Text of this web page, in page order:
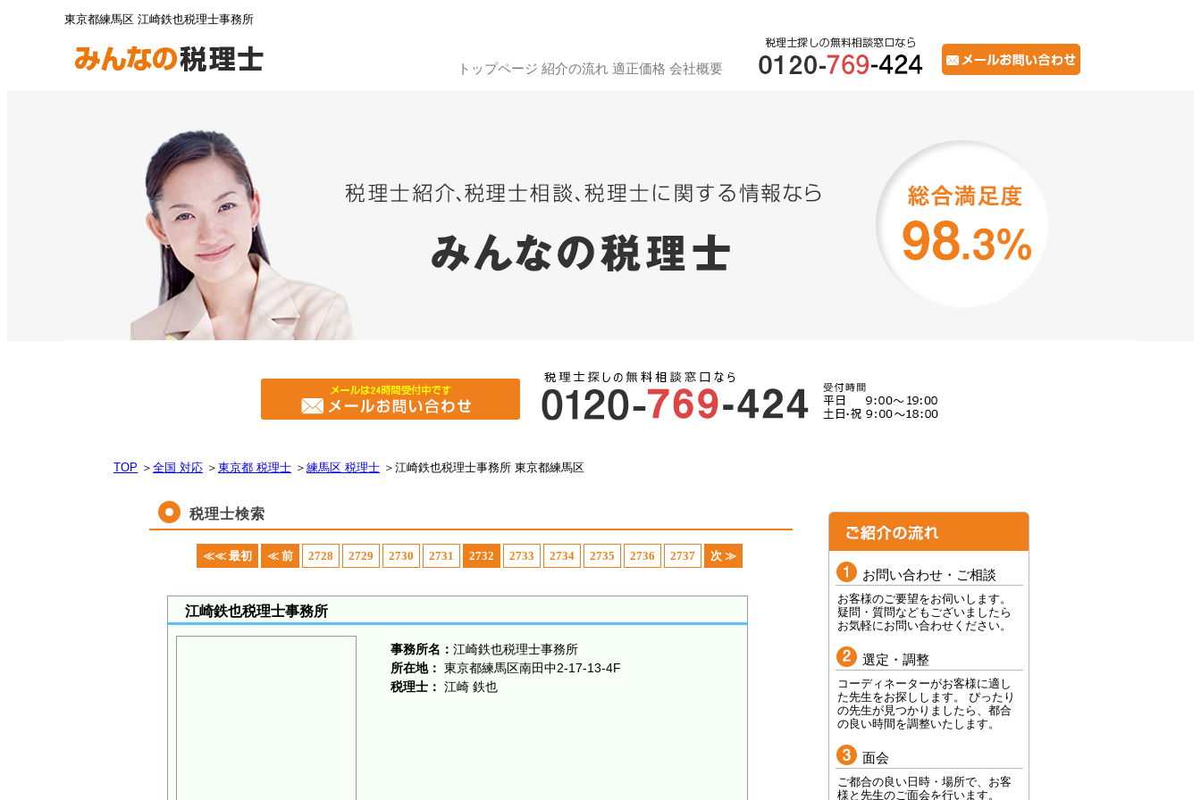
東京都練馬区 江崎鉄也税理士事務所
トップページ 紹介の流れ 適正価格 会社概要
TOP ＞ 全国 対応 ＞ 東京都 税理士 ＞ 練馬区 税理士 ＞ 江崎鉄也税理士事務所 東京都練馬区
税理士検索
≪≪ 最初 ≪ 前 2728 2729 2730 2731 2732 2733 2734 2735 2736 2737 次 ≫
江崎鉄也税理士事務所
事務所名： 江崎鉄也税理士事務所
所在地： 東京都練馬区南田中2-17-13-4F
税理士： 江崎 鉄也
お問い合わせ・ご相談
お客様のご要望をお伺いします。
疑問・質問などもございましたら
お気軽にお問い合わせください。
選定・調整
コーディネーターがお客様に適し
た先生をお探しします。 ぴったり
の先生が見つかりましたら、都合
の良い時間を調整いたします。
面会
ご都合の良い日時・場所で、お客
様と先生のご面会を行います。